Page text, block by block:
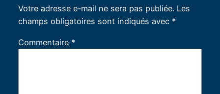
Votre adresse e-mail ne sera pas publiée. Les
champs obligatoires sont indiqués avec *
Commentaire *